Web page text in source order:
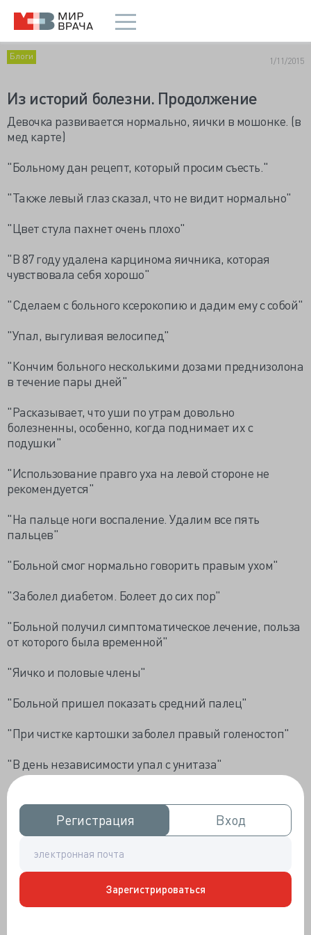
Регистрация
Регистрация Вход
Вход
Зарегистрироваться
Блоги 1/11/2015
Из историй болезни. Продолжение
Девочка развивается нормально, яички в мошонке. (в
мед карте)
"Больному дан рецепт, который просим съесть."
"Также левый глаз сказал, что не видит нормально"
"Цвет стула пахнет очень плохо"
"В 87 году удалена карцинома яичника, которая
чувствовала себя хорошо"
"Сделаем с больного ксерокопию и дадим ему с собой"
"Упал, выгуливая велосипед"
"Кончим больного несколькими дозами преднизолона
в течение пары дней"
"Расказывает, что уши по утрам довольно
болезненны, особенно, когда поднимает их с
подушки"
"Использование правго уха на левой стороне не
рекомендуется"
"На пальце ноги воспаление. Удалим все пять
пальцев"
"Больной смог нормально говорить правым ухом"
"Заболел диабетом. Болеет до сих пор"
"Больной получил симптоматическое лечение, польза
от которого была временной"
"Яичко и половые члены"
"Больной пришел показать средний палец"
"При чистке картошки заболел правый голеностоп"
"В день независимости упал с унитаза"
"С утра губы начали опускаться"
"Больной - шофер. В остальном здоров."
"Употребляет в день 20 бутылок пива. Утверждает,
что пиво единственная подходящая для него
пища. Употребление алкоголя отрицает"